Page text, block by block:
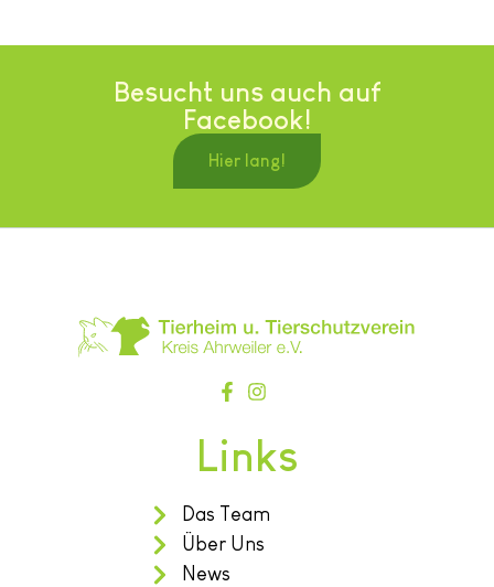
Besucht uns auch auf
Facebook!
Hier lang!
Links
Das Team
Über Uns
News